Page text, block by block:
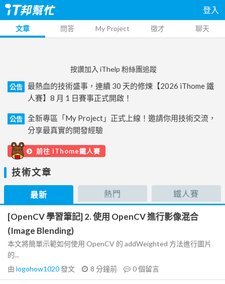
登入
文章 問答 My Project 徵才 聊天
按讚加入 iThelp 粉絲團追蹤
公告
最熱血的技術盛事，連續 30 天的修煉【2026 iThome 鐵
人賽】8 月 1 日賽事正式開啟！
公告
全新專區「My Project」正式上線！邀請你用技術交流，
分享最真實的開發經驗
前往 iThome鐵人賽
技術文章
最新 熱門 鐵人賽
[OpenCV 學習筆記] 2. 使用 OpenCV 進行影像混合
(Image Blending)
本文將簡單示範如何使用 OpenCV 的 addWeighted 方法進行圖片
的...
由 logohow1020發文 8 分鐘前 0個留言